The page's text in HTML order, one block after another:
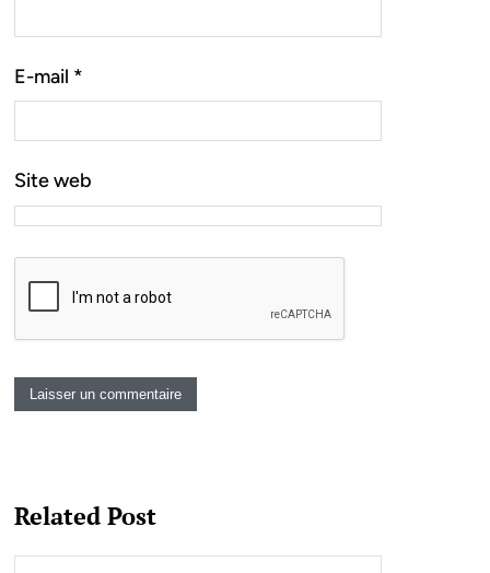
E-mail *
Site web
Related Post